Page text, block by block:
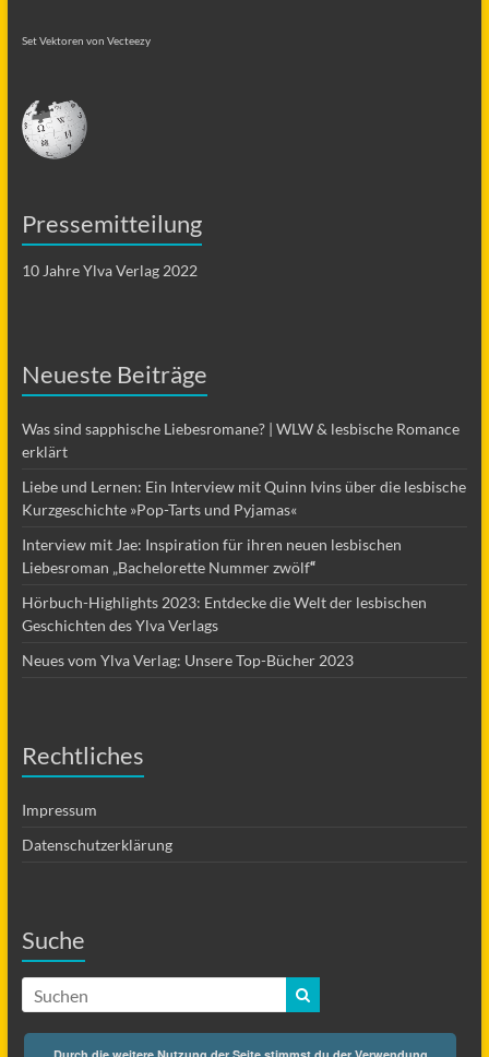
Set Vektoren von Vecteezy
Pressemitteilung
10 Jahre Ylva Verlag 2022
Neueste Beiträge
Was sind sapphische Liebesromane? | WLW & lesbische Romance
erklärt
Liebe und Lernen: Ein Interview mit Quinn Ivins über die lesbische
Kurzgeschichte »Pop-Tarts und Pyjamas«
Interview mit Jae: Inspiration für ihren neuen lesbischen
Liebesroman „Bachelorette Nummer zwölf“
Hörbuch-Highlights 2023: Entdecke die Welt der lesbischen
Geschichten des Ylva Verlags
Neues vom Ylva Verlag: Unsere Top-Bücher 2023
Rechtliches
Impressum
Datenschutzerklärung
Suche